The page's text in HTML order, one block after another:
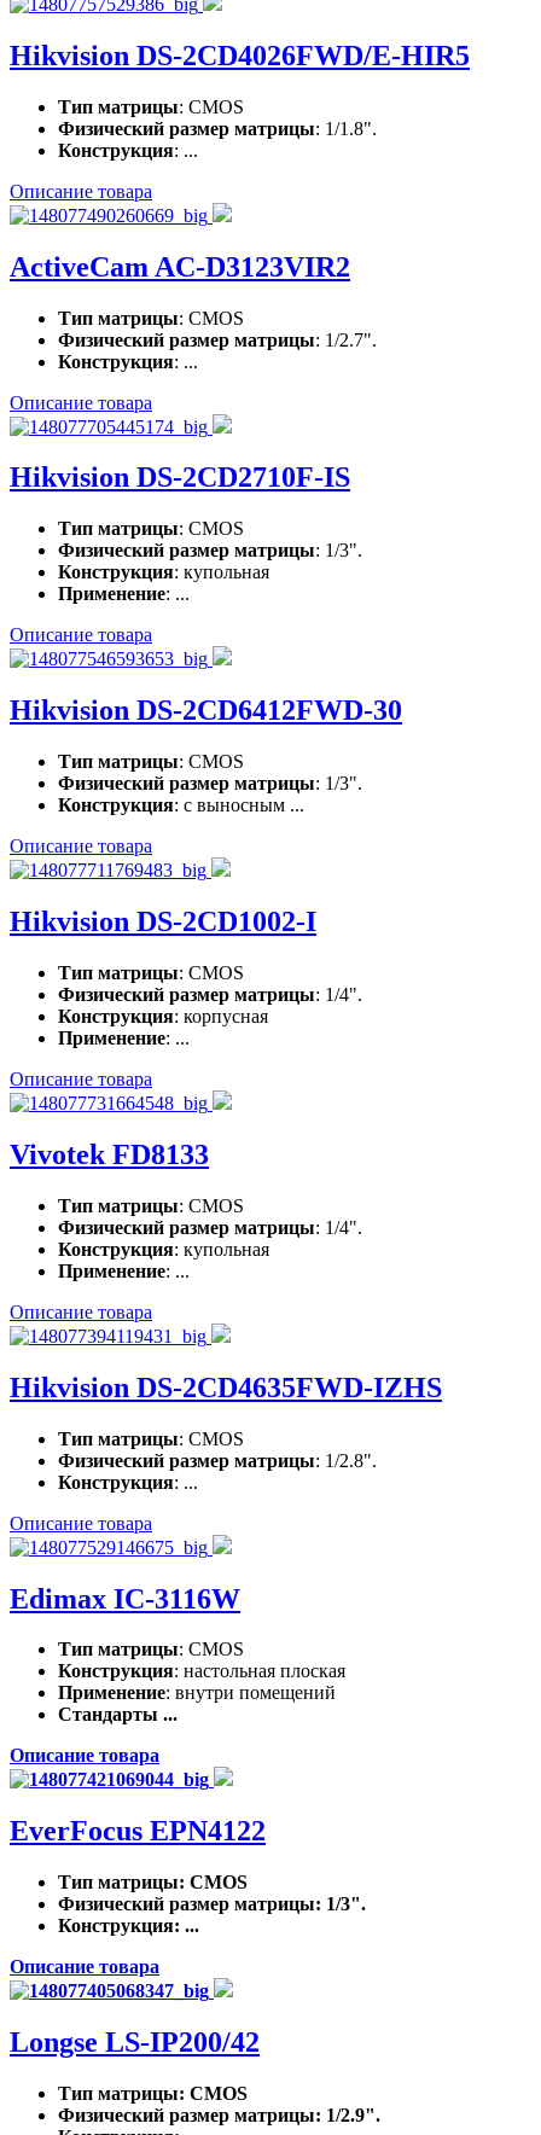
Hikvision DS-2CD4026FWD/E-HIR5
Тип матрицы: CMOS
Физический размер матрицы: 1/1.8".
Конструкция: ...
Описание товара
ActiveCam AC-D3123VIR2
Тип матрицы: CMOS
Физический размер матрицы: 1/2.7".
Конструкция: ...
Описание товара
Hikvision DS-2CD2710F-IS
Тип матрицы: CMOS
Физический размер матрицы: 1/3".
Конструкция: купольная
Применение: ...
Описание товара
Hikvision DS-2CD6412FWD-30
Тип матрицы: CMOS
Физический размер матрицы: 1/3".
Конструкция: с выносным ...
Описание товара
Hikvision DS-2CD1002-I
Тип матрицы: CMOS
Физический размер матрицы: 1/4".
Конструкция: корпусная
Применение: ...
Описание товара
Vivotek FD8133
Тип матрицы: CMOS
Физический размер матрицы: 1/4".
Конструкция: купольная
Применение: ...
Описание товара
Hikvision DS-2CD4635FWD-IZHS
Тип матрицы: CMOS
Физический размер матрицы: 1/2.8".
Конструкция: ...
Описание товара
Edimax IC-3116W
Тип матрицы: CMOS
Конструкция: настольная плоская
Применение: внутри помещений
Стандарты ...
Описание товара
EverFocus EPN4122
Тип матрицы: CMOS
Физический размер матрицы: 1/3".
Конструкция: ...
Описание товара
Longse LS-IP200/42
Тип матрицы: CMOS
Физический размер матрицы: 1/2.9".